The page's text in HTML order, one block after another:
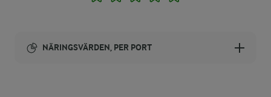
NÄRINGSVÄRDEN, PER PORT